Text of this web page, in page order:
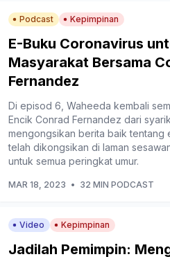
Podcast Kepimpinan
E-Buku Coronavirus
Masyarakat Bersama
Fernandez
Di episod 6, Waheeda kembali
Encik Conrad Fernandez dari
mengongsikan berita baik tentang
telah dikongsikan di laman
untuk semua peringkat umur.
MAR 18, 2023 • 32 MIN PODCAST
Video Kepimpinan
Jadilah Pemimpin: